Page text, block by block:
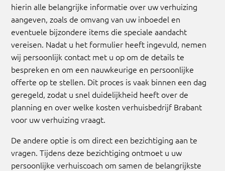
hierin alle belangrijke informatie over uw verhuizing
aangeven, zoals de omvang van uw inboedel en
eventuele bijzondere items die speciale aandacht
vereisen. Nadat u het formulier heeft ingevuld, nemen
wij persoonlijk contact met u op om de details te
bespreken en om een nauwkeurige en persoonlijke
offerte op te stellen. Dit proces is vaak binnen een dag
geregeld, zodat u snel duidelijkheid heeft over de
planning en over welke kosten verhuisbedrijf Brabant
voor uw verhuizing vraagt.
De andere optie is om direct een bezichtiging aan te
vragen. Tijdens deze bezichtiging ontmoet u uw
persoonlijke verhuiscoach om samen de belangrijkste